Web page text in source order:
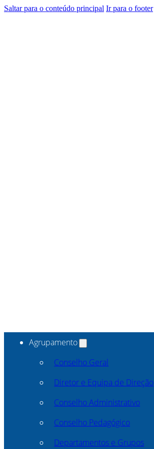
Saltar para o conteúdo principal Ir para o footer
Agrupamento
Conselho Geral
Diretor e Equipa de Direção
Conselho Administrativo
Conselho Pedagógico
Departamentos e Grupos